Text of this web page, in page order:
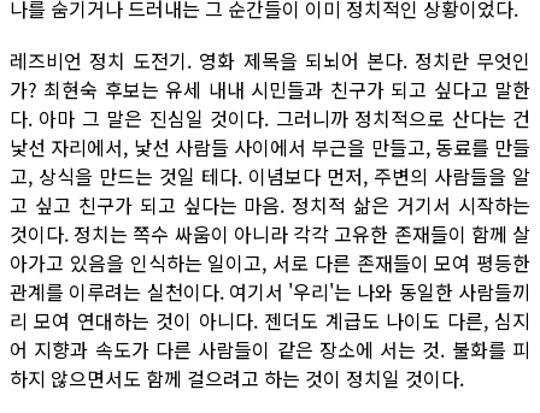
나를 숨기거나 드러내는 그 순간들이 이미 정치적인 상황이었다.
레즈비언 정치 도전기. 영화 제목을 되뇌어 본다. 정치란 무엇인
가? 최현숙 후보는 유세 내내 시민들과 친구가 되고 싶다고 말한
다. 아마 그 말은 진심일 것이다. 그러니까 정치적으로 산다는 건
낯선 자리에서, 낯선 사람들 사이에서 부근을 만들고, 동료를 만들
고, 상식을 만드는 것일 테다. 이념보다 먼저, 주변의 사람들을 알
고 싶고 친구가 되고 싶다는 마음. 정치적 삶은 거기서 시작하는
것이다. 정치는 쪽수 싸움이 아니라 각각 고유한 존재들이 함께 살
아가고 있음을 인식하는 일이고, 서로 다른 존재들이 모여 평등한
관계를 이루려는 실천이다. 여기서 '우리'는 나와 동일한 사람들끼
리 모여 연대하는 것이 아니다. 젠더도 계급도 나이도 다른, 심지
어 지향과 속도가 다른 사람들이 같은 장소에 서는 것. 불화를 피
하지 않으면서도 함께 걸으려고 하는 것이 정치일 것이다.